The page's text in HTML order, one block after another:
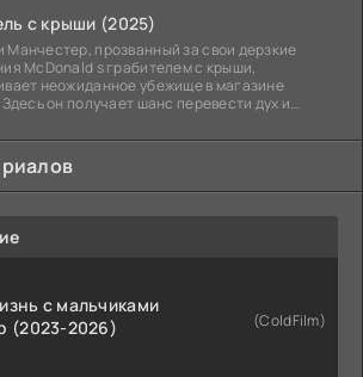
с крыши (2025)
прозванный за свои дерзкие
McDonald s грабителем с крыши,
неожиданное убежище в магазине
он получает шанс перевести дух и
с мальчиками
(2023-2026)
(ColdFilm)